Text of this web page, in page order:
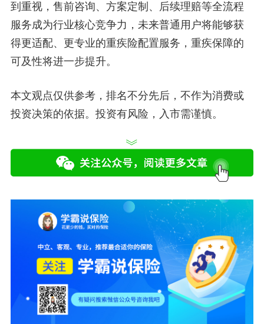
到重视，售前咨询、方案定制、后续理赔等全流程
服务成为行业核心竞争力，未来普通用户将能够获
得更适配、更专业的重疾险配置服务，重疾保障的
可及性将进一步提升。
本文观点仅供参考，排名不分先后，不作为消费或
投资决策的依据。投资有风险，入市需谨慎。